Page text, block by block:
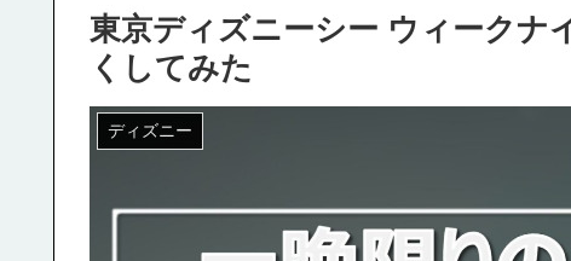
東京ディズニーシー ウィークナ
くしてみた
ディズニー